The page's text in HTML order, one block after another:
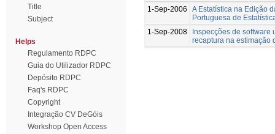
Title
Subject
Helps
Regulamento RDPC
Guia do Utilizador RDPC
Depósito RDPC
Faq's RDPC
Copyright
Integração CV DeGóis
Workshop Open Access
1-Sep-2006
A Estatística na Edição
Portuguesa de
1-Sep-2008
Inspecções de software
recaptura na estimação